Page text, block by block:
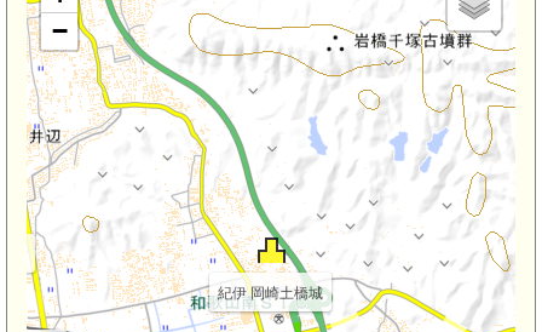
紀伊 岡崎土橋城
−